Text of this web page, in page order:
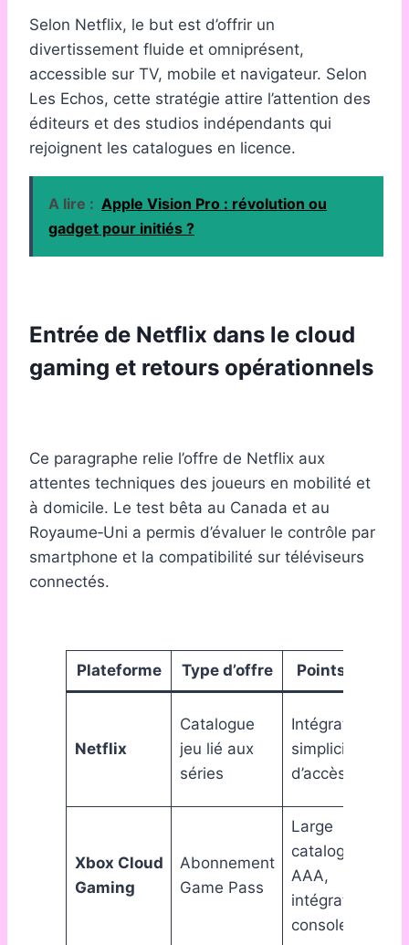
Selon Netflix, le but est d’offrir un
divertissement fluide et omniprésent,
accessible sur TV, mobile et navigateur. Selon
Les Echos, cette stratégie attire l’attention des
éditeurs et des studios indépendants qui
rejoignent les catalogues en licence.
A lire : Apple Vision Pro : révolution ou
gadget pour initiés ?
Entrée de Netflix dans le cloud
gaming et retours opérationnels
Ce paragraphe relie l’offre de Netflix aux
attentes techniques des joueurs en mobilité et
à domicile. Le test bêta au Canada et au
Royaume‑Uni a permis d’évaluer le contrôle par
smartphone et la compatibilité sur téléviseurs
connectés.
Plateforme Type d’offre Points forts
Netflix
Catalogue
jeu lié aux
séries
Intégration IP,
simplicité
d’accès
Xbox Cloud
Gaming
Abonnement
Game Pass
Large
catalogue
AAA,
intégration
console